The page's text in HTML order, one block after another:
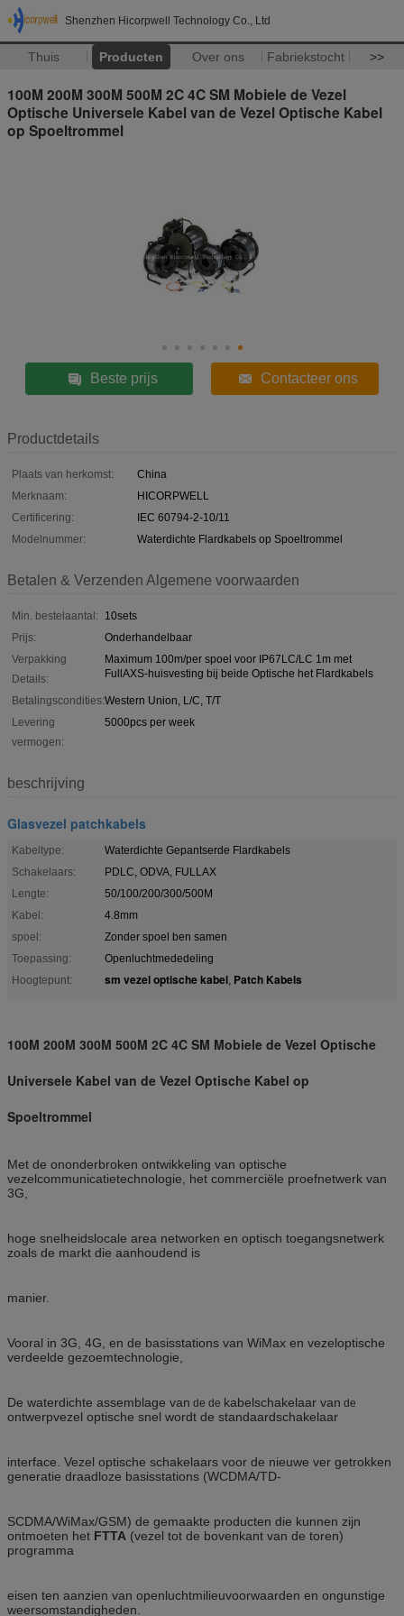
Shenzhen Hicorpwell Technology Co., Ltd
Thuis Producten Over ons Fabriekstocht >>
100M 200M 300M 500M 2C 4C SM Mobiele de Vezel
Optische Universele Kabel van de Vezel Optische Kabel
op Spoeltrommel
Beste prijs Contacteer ons
Productdetails
Plaats van herkomst:
China
Merknaam:
HICORPWELL
Certificering:
IEC 60794-2-10/11
Modelnummer:
Waterdichte Flardkabels op Spoeltrommel
Betalen & Verzenden Algemene voorwaarden
Min. bestelaantal:
10sets
Prijs:
Onderhandelbaar
Verpakking
Details:
Maximum 100m/per spoel voor IP67LC/LC 1m met
FullAXS-huisvesting bij beide Optische het Flardkabels
Betalingscondities:Western Union, L/C, T/T
Levering
vermogen:
5000pcs per week
beschrijving
Glasvezel patchkabels
Kabeltype:
Waterdichte Gepantserde Flardkabels
Schakelaars:
PDLC, ODVA, FULLAX
Lengte:
50/100/200/300/500M
Kabel:
4.8mm
spoel:
Zonder spoel ben samen
Toepassing:
Openluchtmededeling
Hoogtepunt:
sm vezel optische kabel, Patch Kabels
100M 200M 300M 500M 2C 4C SM Mobiele de Vezel Optische
Universele Kabel van de Vezel Optische Kabel op
Spoeltrommel
Met de ononderbroken ontwikkeling van optische
vezelcommunicatietechnologie, het commerciële proefnetwerk van
3G,
hoge snelheidslocale area networken en optisch toegangsnetwerk
zoals de markt die aanhoudend is
manier.
Vooral in 3G, 4G, en de basisstations van WiMax en vezeloptische
verdeelde gezoemtechnologie,
De waterdichte assemblage van de de kabelschakelaar van de
ontwerpvezel optische snel wordt de standaardschakelaar
interface. Vezel optische schakelaars voor de nieuwe ver getrokken
generatie draadloze basisstations (WCDMA/TD-
SCDMA/WiMax/GSM) de gemaakte producten die kunnen zijn
ontmoeten het FTTA (vezel tot de bovenkant van de toren)
programma
eisen ten aanzien van openluchtmilieuvoorwaarden en ongunstige
weersomstandigheden.